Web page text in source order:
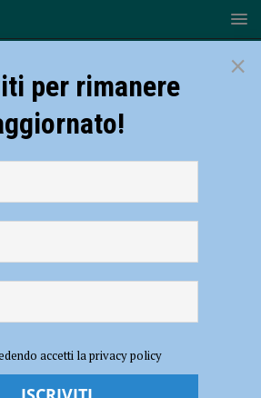
in vigore le limitazioni
e riscaldamento
×
per rimanere
accetti la privacy policy